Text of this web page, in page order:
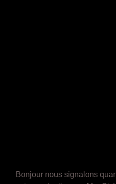
Bonjour nous signalons